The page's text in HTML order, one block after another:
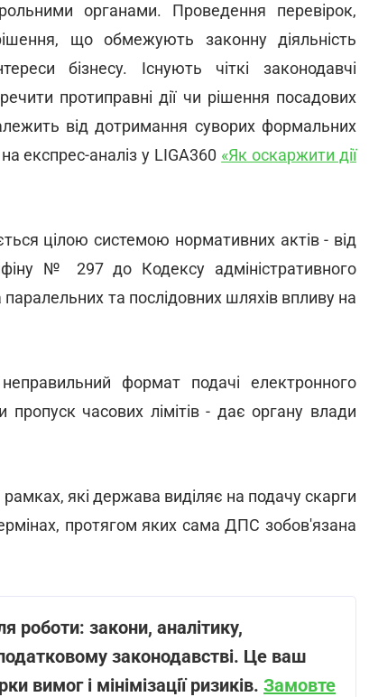
органами. Проведення перевірок,
що обмежують законну діяльність
бізнесу. Існують чіткі законодавчі
протиправні дії чи рішення посадових
від дотримання суворих формальних
експрес-аналіз у LIGA360 «Як оскаржити дії
цілою системою нормативних актів - від
№ 297 до Кодексу адміністративного
та послідовних шляхів впливу на
формат подачі електронного
пропуск часових лімітів - дає органу влади
які держава виділяє на подачу скарги
протягом яких сама ДПС зобов'язана
роботи: закони, аналітику,
законодавстві. Це ваш
вимог і мінімізації ризиків. Замовте